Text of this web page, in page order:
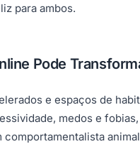
para ambos.
Pode
e espaços de
medos e